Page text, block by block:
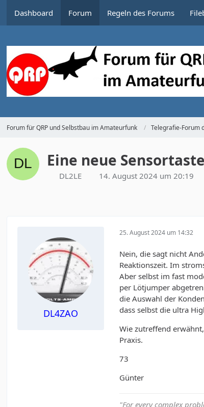
Dashboard Forum Regeln des Forums
Forum für QRP und Selbstbau im Amateurfunk Telegrafie-Forum
Eine neue
DL2LE 14. August 2024 um 20:19
DL4ZAO
25. August 2024 um 14:32
Nein, die sagt nicht
Reaktionszeit. Im
Aber selbst im fast
per Lötjumper
die Auswahl der
dass selbst die ultra
Wie zutreffend
Praxis.
73
Günter
"For every complex